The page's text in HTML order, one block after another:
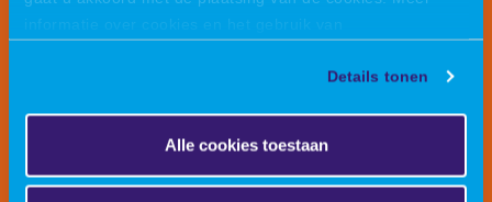
informatie over cookies en het gebruik van
Details tonen
Alle cookies toestaan
· Enthousiaste, vakkundige collega’s en een open,
prettige sfeer